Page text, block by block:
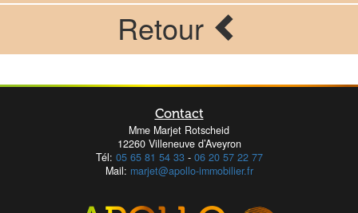
Retour
Contact
Mme Marjet Rotscheid
12260 Villeneuve d’Aveyron
Tél: 05 65 81 54 33- 06 20 57 22 77
Mail: marjet@apollo-immobilier.fr